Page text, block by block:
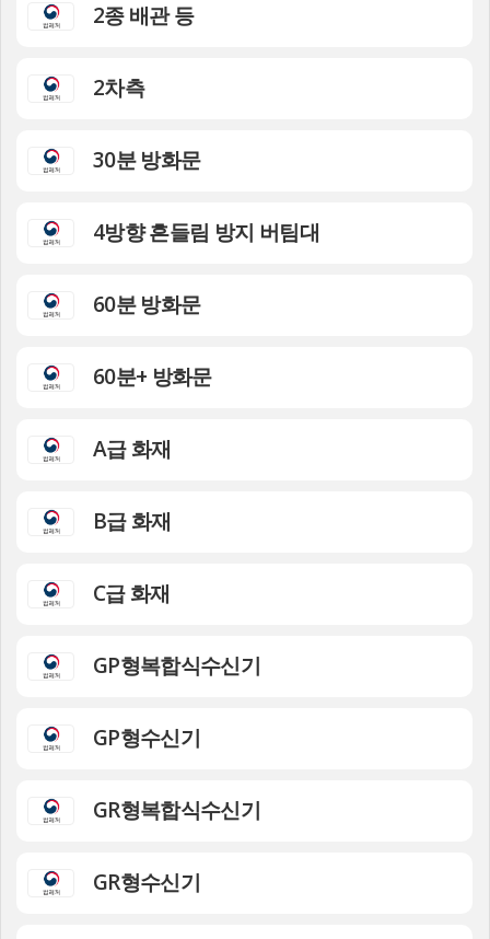
2종 배관 등
2차측
30분 방화문
4방향 흔들림 방지 버팀대
60분 방화문
60분+ 방화문
A급 화재
B급 화재
C급 화재
GP형복합식수신기
GP형수신기
GR형복합식수신기
GR형수신기